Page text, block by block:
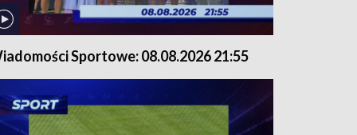
Sportowe: 08.08.2026 21:55